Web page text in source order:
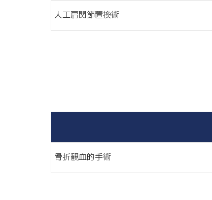
人工肩関節置換術
骨折観血的手術